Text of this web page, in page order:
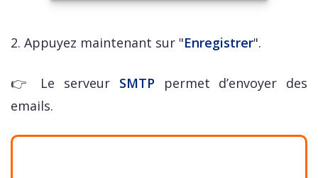
2. Appuyez maintenant sur "Enregistrer".
👉 Le serveur SMTP permet d’envoyer des
emails.